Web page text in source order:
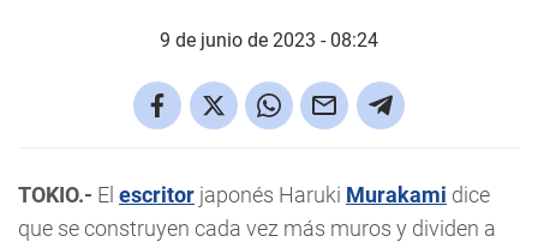
9 de junio de 2023 - 08:24
TOKIO.- El escritor japonés Haruki Murakami dice
que se construyen cada vez más muros y dividen a